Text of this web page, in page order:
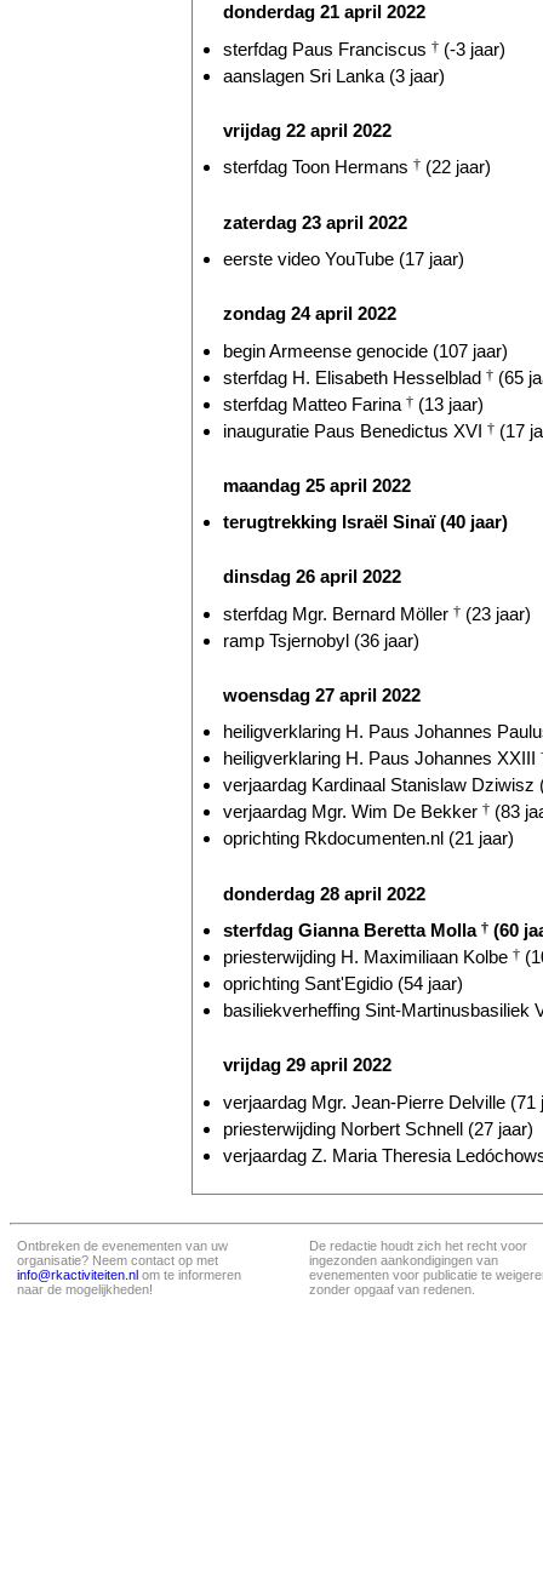
donderdag 21 april 2022
sterfdag Paus Franciscus † (-3 jaar)
aanslagen Sri Lanka (3 jaar)
vrijdag 22 april 2022
sterfdag Toon Hermans † (22 jaar)
zaterdag 23 april 2022
eerste video YouTube (17 jaar)
zondag 24 april 2022
begin Armeense genocide (107 jaar)
sterfdag H. Elisabeth Hesselblad † (65
sterfdag Matteo Farina † (13 jaar)
inauguratie Paus Benedictus XVI † (17
maandag 25 april 2022
terugtrekking Israël Sinaï (40 jaar)
dinsdag 26 april 2022
sterfdag Mgr. Bernard Möller † (23 jaar)
ramp Tsjernobyl (36 jaar)
woensdag 27 april 2022
heiligverklaring H. Paus Johannes
heiligverklaring H. Paus Johannes XXIII
verjaardag Kardinaal Stanislaw Dziwisz
verjaardag Mgr. Wim De Bekker † (83
oprichting Rkdocumenten.nl (21 jaar)
donderdag 28 april 2022
sterfdag Gianna Beretta Molla † (60
priesterwijding H. Maximiliaan Kolbe †
oprichting Sant'Egidio (54 jaar)
basiliekverheffing Sint-Martinusbasiliek
vrijdag 29 april 2022
verjaardag Mgr. Jean-Pierre Delville (71
priesterwijding Norbert Schnell (27 jaar)
verjaardag Z. Maria Theresia
Ontbreken de evenementen van uw
organisatie? Neem contact op met
info@rkactiviteiten.nl om te informeren
naar de mogelijkheden!
De redactie houdt zich het recht voor
ingezonden aankondigingen van
evenementen voor publicatie te
zonder opgaaf van redenen.